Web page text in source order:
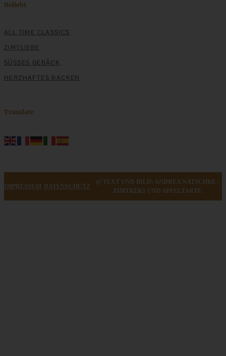
Beliebt
ALL TIME CLASSICS
ZIMTLIEBE
SÜSSES GEBÄCK
HERZHAFTES BACKEN
Translate
IMPRESSUM DATENSCHUTZ
@ TEXT UND BILD: ANDREA NATSCHKE |
ZIMTKEKS UND APFELTARTE